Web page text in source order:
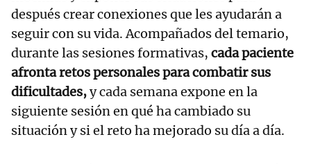
después crear conexiones que les ayudarán a
seguir con su vida. Acompañados del temario,
durante las sesiones formativas, cada paciente
afronta retos personales para combatir sus
dificultades,y cada semana expone en la
siguiente sesión en qué ha cambiado su
situación y si el reto ha mejorado su día a día.